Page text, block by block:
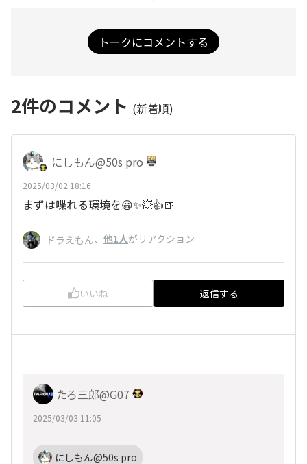
トークにコメントする
2件のコメント (新着順)
にしもん@50s pro
2025/03/02 18:16
まずは喋れる環境を😀✨💥👍🍺
ドラえもん、 他1人がリアクション
いいね 返信する
たろ三郎@G07
2025/03/03 11:05
にしもん@50s pro